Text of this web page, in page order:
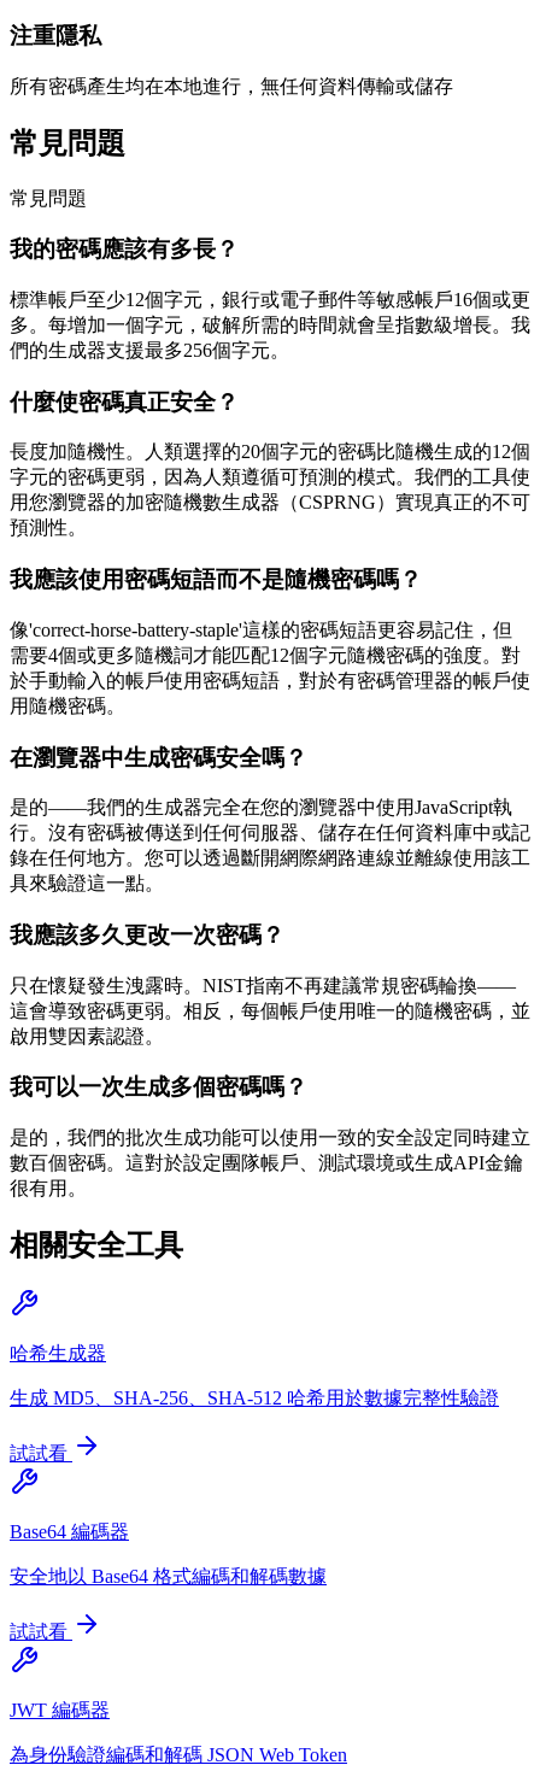
注重隱私
所有密碼產生均在本地進行，無任何資料傳輸或儲存
常見問題
常見問題
我的密碼應該有多長？
標準帳戶至少12個字元，銀行或電子郵件等敏感帳戶16個或更
多。每增加一個字元，破解所需的時間就會呈指數級增長。我
們的生成器支援最多256個字元。
什麼使密碼真正安全？
長度加隨機性。人類選擇的20個字元的密碼比隨機生成的12個
字元的密碼更弱，因為人類遵循可預測的模式。我們的工具使
用您瀏覽器的加密隨機數生成器（CSPRNG）實現真正的不可
預測性。
我應該使用密碼短語而不是隨機密碼嗎？
像'correct-horse-battery-staple'這樣的密碼短語更容易記住，但
需要4個或更多隨機詞才能匹配12個字元隨機密碼的強度。對
於手動輸入的帳戶使用密碼短語，對於有密碼管理器的帳戶使
用隨機密碼。
在瀏覽器中生成密碼安全嗎？
是的——我們的生成器完全在您的瀏覽器中使用JavaScript執
行。沒有密碼被傳送到任何伺服器、儲存在任何資料庫中或記
錄在任何地方。您可以透過斷開網際網路連線並離線使用該工
具來驗證這一點。
我應該多久更改一次密碼？
只在懷疑發生洩露時。NIST指南不再建議常規密碼輪換——
這會導致密碼更弱。相反，每個帳戶使用唯一的隨機密碼，並
啟用雙因素認證。
我可以一次生成多個密碼嗎？
是的，我們的批次生成功能可以使用一致的安全設定同時建立
數百個密碼。這對於設定團隊帳戶、測試環境或生成API金鑰
很有用。
相關安全工具
哈希生成器
生成 MD5、SHA-256、SHA-512 哈希用於數據完整性驗證
試試看
Base64 編碼器
安全地以 Base64 格式編碼和解碼數據
試試看
JWT 編碼器
為身份驗證編碼和解碼 JSON Web Token